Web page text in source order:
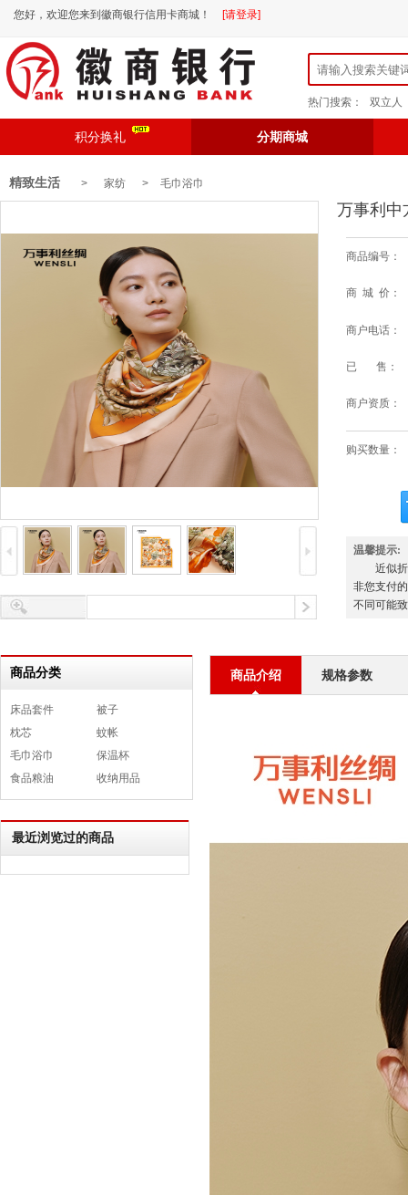
您好，欢迎您来到徽商银行信用卡商城！ [请登录]
热门搜索： 双立人
积分换礼 分期商城
精致生活 > 家纺 > 毛巾浴巾
万事利中
商品编号：
商 城 价：
商户电话：
已 售：
商户资质：
购买数量：
温馨提示:
近似
非您支付
不同可能
商品分类
床品套件
被子
枕芯
蚊帐
毛巾浴巾
保温杯
食品粮油
收纳用品
最近浏览过的商品
商品介绍 规格参数